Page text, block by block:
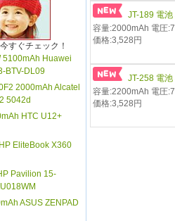
すぐチェック！
5100mAh Huawei
BTV-DL09
2000mAh Alcatel
5042d
HTC U12+
EliteBook X360
Pavilion 15-
ASUS ZENPAD
JT-189 電
容量:2000mAh 電圧
価格:3,528円
JT-258 電
容量:2200mAh 電圧
価格:3,528円